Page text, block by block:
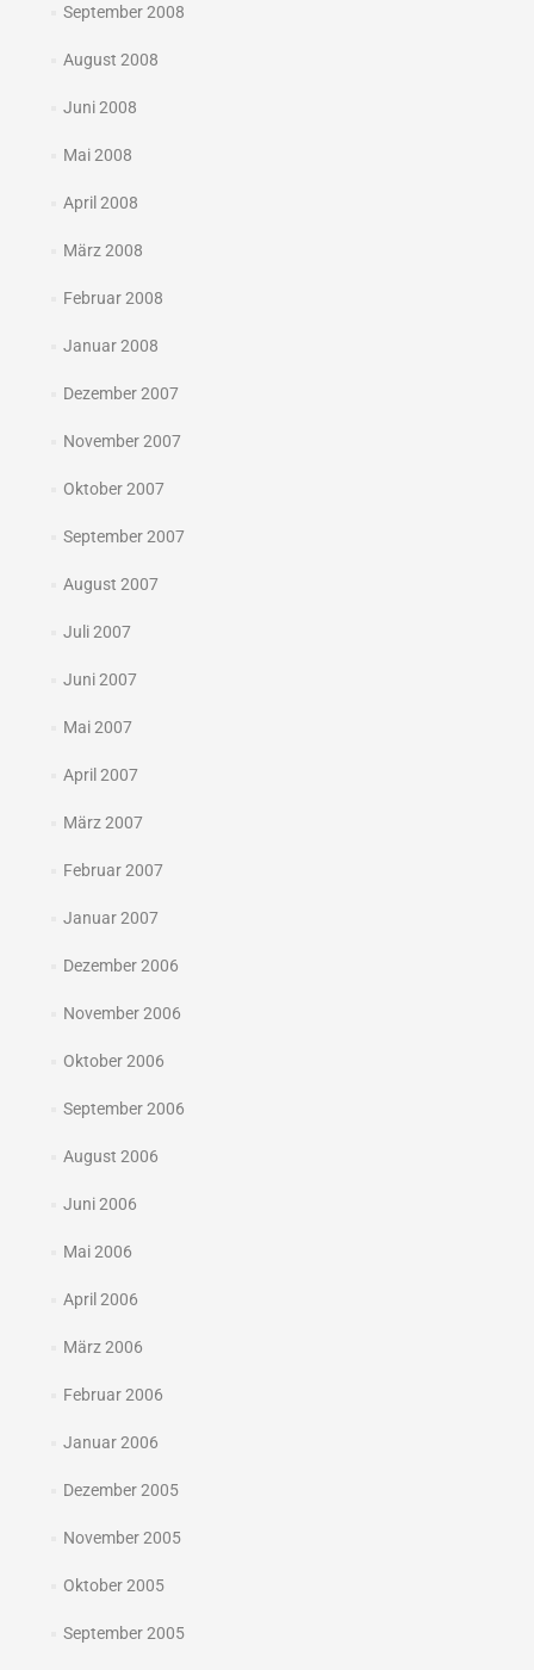
September 2008
August 2008
Juni 2008
Mai 2008
April 2008
März 2008
Februar 2008
Januar 2008
Dezember 2007
November 2007
Oktober 2007
September 2007
August 2007
Juli 2007
Juni 2007
Mai 2007
April 2007
März 2007
Februar 2007
Januar 2007
Dezember 2006
November 2006
Oktober 2006
September 2006
August 2006
Juni 2006
Mai 2006
April 2006
März 2006
Februar 2006
Januar 2006
Dezember 2005
November 2005
Oktober 2005
September 2005